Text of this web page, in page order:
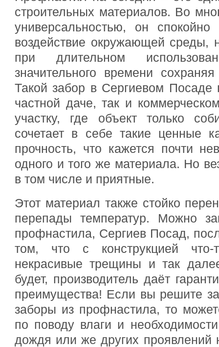
строительных материалов. Во
универсальностью, он спокойно
воздействие окружающей среды,
при длительном
значительного времени
Такой забор в Сергиевом Посаде
частной даче, так и
участку, где объект только
сочетает в себе такие ценные
прочность, что кажется почти
одного и того же материала. Но
в том числе и приятные.
Этот материал также стойко
перепады температур. Можно
профнастила, Сергиев Посад,
том, что с конструкцией что-
некрасивые трещины и так
будет, производитель даёт
преимущества! Если вы решите
заборы из профнастила, то
по поводу влаги и
дождя или же других